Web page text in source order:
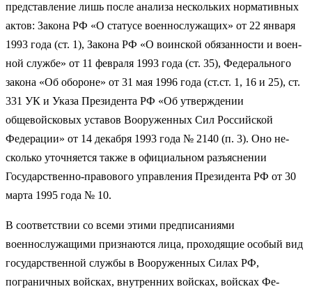
представление лишь после анали­за нескольких нормативных
актов: Закона РФ «О статусе военнослужащих» от 22 января
1993 года (ст. 1), Закона РФ «О воинской обязанности и воен­
ной службе» от 11 февраля 1993 года (ст. 35), Федерального
закона «Об обороне» от 31 мая 1996 года (ст.ст. 1, 16 и 25), ст.
331 УК и Указа Прези­дента РФ «Об утверждении
общевойсковых уставов Вооруженных Сил Российской
Федерации» от 14 декабря 1993 года № 2140 (п. 3). Оно не­
сколько уточняется также в официальном разъяснении
Государственно-правового управления Президента РФ от 30
марта 1995 года № 10.
В соответствии со всеми этими предписаниями
военнослужащими при­знаются лица, проходящие особый вид
государственной службы в Воору­женных Силах РФ,
пограничных войсках, внутренних войсках, войсках Фе­